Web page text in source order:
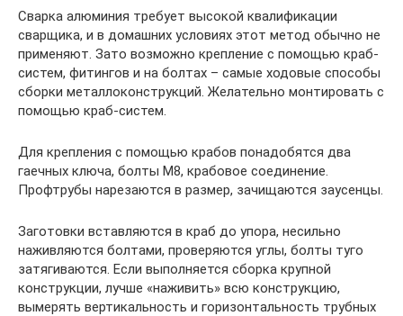
Сварка алюминия требует высокой квалификации
сварщика, и в домашних условиях этот метод обычно не
применяют. Зато возможно крепление с помощью краб-
систем, фитингов и на болтах – самые ходовые способы
сборки металлоконструкций. Желательно монтировать с
помощью краб-систем.
Для крепления с помощью крабов понадобятся два
гаечных ключа, болты М8, крабовое соединение.
Профтрубы нарезаются в размер, зачищаются заусенцы.
Заготовки вставляются в краб до упора, несильно
наживляются болтами, проверяются углы, болты туго
затягиваются. Если выполняется сборка крупной
конструкции, лучше «наживить» всю конструкцию,
вымерять вертикальность и горизонтальность трубных